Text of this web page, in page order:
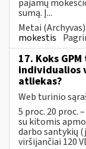
pajamų
sumą. Į...
Metai (Archyvas):
mokestis
17. Koks
individualios
atliekas?
Web turinio
5 proc. 20 proc.
su kitomis
darbo santykių
viršijančiai 120